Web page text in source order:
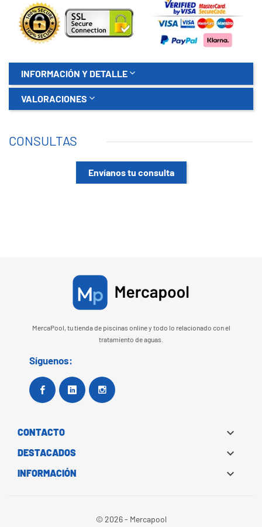
INFORMACIÓN Y DETALLE
VALORACIONES
CONSULTAS
Envíanos tu consulta
MercaPool, tu tienda de piscinas online y todo lo relacionado con el
tratamiento de aguas.
Síguenos:
Facebook Google+
CONTACTO 
DESTACADOS 
INFORMACIÓN 
© 2026 - Mercapool